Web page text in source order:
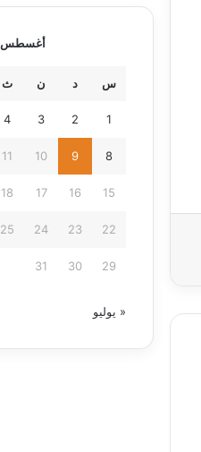
أغسطس 2026
س د ن ث
1
2
3
4
8
9
10
11
15
16
17
18
22
23
24
25
29
30
31
« يوليو